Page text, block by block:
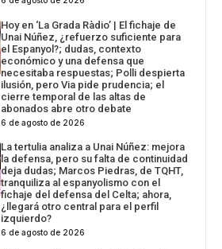
Hoy en ‘La Grada Ràdio’ | El fichaje de
Unai Núñez, ¿refuerzo suficiente para
el Espanyol?; dudas, contexto
económico y una defensa que
necesitaba respuestas; Polli despierta
ilusión, pero Via pide prudencia; el
cierre temporal de las altas de
abonados abre otro debate
6 de agosto de 2026
La tertulia analiza a Unai Núñez: mejora
la defensa, pero su falta de continuidad
deja dudas; Marcos Piedras, de TQHT,
tranquiliza al espanyolismo con el
fichaje del defensa del Celta; ahora,
¿llegará otro central para el perfil
izquierdo?
6 de agosto de 2026